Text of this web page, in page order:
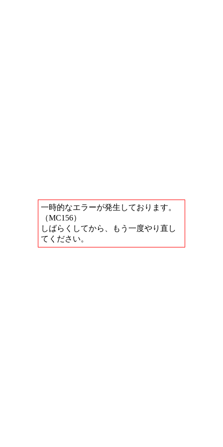
一時的なエラーが発生しております。
（MC156）
しばらくしてから、もう一度やり直し
てください。